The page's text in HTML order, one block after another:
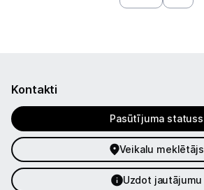
Kontakti
Pasūtījuma statuss
Veikalu meklētājs
Uzdot jautājumu